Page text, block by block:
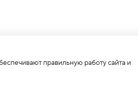
правильную работу сайта и